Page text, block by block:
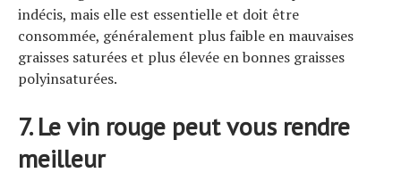
indécis, mais elle est essentielle et doit être
consommée, généralement plus faible en mauvaises
graisses saturées et plus élevée en bonnes graisses
polyinsaturées.
7. Le vin rouge peut vous rendre
meilleur